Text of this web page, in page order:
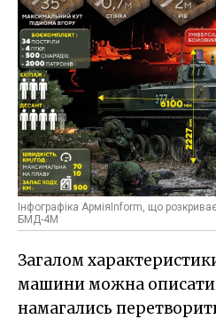
Інфографіка АрміяInform, що
БМД-4М
Загалом
машини можна описати
намагались